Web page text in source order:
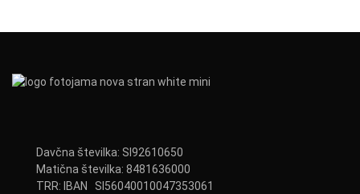
Davčna številka: SI92610650
Matična številka: 8481636000
TRR: IBAN SI56040010047353061